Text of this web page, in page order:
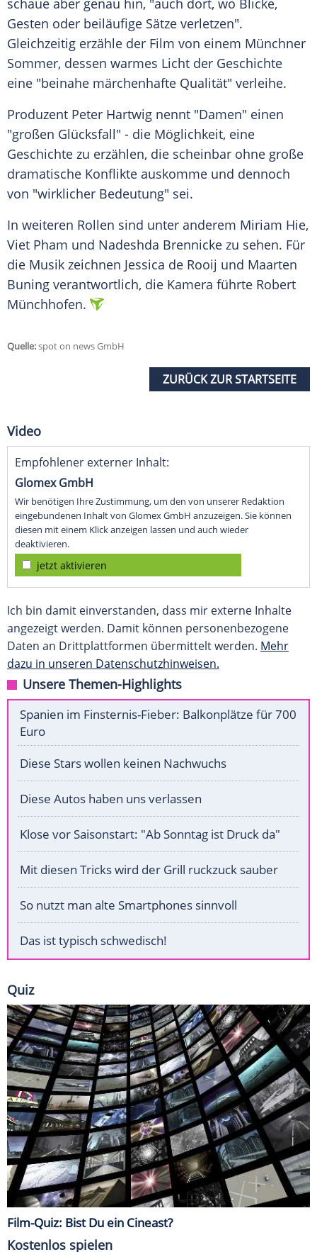
schaue aber genau hin, "auch dort, wo Blicke,
Gesten oder beiläufige Sätze verletzen".
Gleichzeitig erzähle der Film von einem Münchner
Sommer, dessen warmes Licht der Geschichte
eine "beinahe märchenhafte Qualität" verleihe.
Produzent Peter Hartwig nennt "Damen" einen
"großen Glücksfall" - die Möglichkeit, eine
Geschichte zu erzählen, die scheinbar ohne große
dramatische Konflikte auskomme und dennoch
von "wirklicher Bedeutung" sei.
In weiteren Rollen sind unter anderem Miriam Hie,
Viet Pham und Nadeshda Brennicke zu sehen. Für
die Musik zeichnen Jessica de Rooij und Maarten
Buning verantwortlich, die Kamera führte Robert
Münchhofen.
Quelle:spot on news GmbH
ZURÜCK ZUR STARTSEITE
Video
Empfohlener externer Inhalt:
Glomex GmbH
Wir benötigen Ihre Zustimmung, um den von unserer Redaktion
eingebundenen Inhalt von Glomex GmbH anzuzeigen. Sie können
diesen mit einem Klick anzeigen lassen und auch wieder
deaktivieren.
jetzt aktivieren
Ich bin damit einverstanden, dass mir externe Inhalte
angezeigt werden. Damit können personenbezogene
Daten an Drittplattformen übermittelt werden. Mehr
dazu in unseren Datenschutzhinweisen.
Unsere Themen-Highlights
Spanien im Finsternis-Fieber: Balkonplätze für 700
Euro
Diese Stars wollen keinen Nachwuchs
Diese Autos haben uns verlassen
Klose vor Saisonstart: "Ab Sonntag ist Druck da"
Mit diesen Tricks wird der Grill ruckzuck sauber
So nutzt man alte Smartphones sinnvoll
Das ist typisch schwedisch!
Quiz
Film-Quiz: Bist Du ein Cineast?
Kostenlos spielen